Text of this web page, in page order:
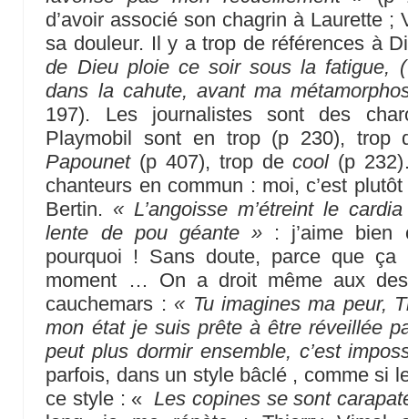
d’avoir associé son chagrin à Laurette ;
sa douleur. Il y a trop de références à
de Dieu ploie ce soir sous la fatigue,
dans la cahute, avant ma
197). Les journalistes sont des
Playmobil sont en trop (p 230),
Papounet(p 407), trop decool(p
chanteurs en commun : moi, c’est
Bertin. « L’angoisse m’étreint le
lente de pou géante » : j’aime bien
pourquoi ! Sans doute, parce que
moment … On a droit même aux
cauchemars : « Tu imagines ma peur,
mon état je suis prête à être réveillée
peut plus dormir ensemble, c’est
parfois, dans un style bâclé , comme si
ce style : « Les copines se sont